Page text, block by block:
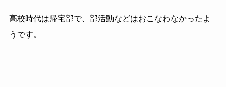
高校時代は帰宅部で、部活動などはおこなわなかったよ
うです。